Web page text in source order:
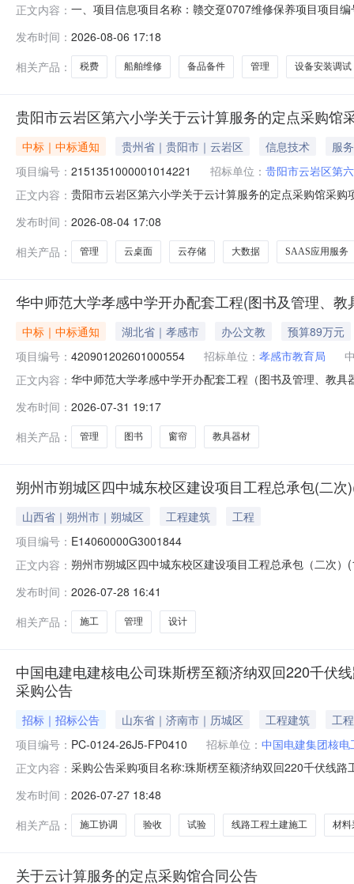
正文内容： 一、项目信息项目名称：赣交趸0707维修保养项目项目
牌海洋服务核心参数要求:商品类目:海洋服务;船舶维修:
发布时间： 2026-08-06 17:18
相关产品：
税费 船舶维修 备品备件 管理 设备安装调试
贵阳市云岩区第六小学关于云计算服务的定点采购馆
中标｜中标通知 贵州省｜贵阳市｜云岩区 信息技术
服务
项目编号： 2151351000001014221 招标单位： 贵阳市云岩区第
正文内容： 贵阳市云岩区第六小学关于云计算服务的定点采购馆采
所在行政区划编码:520103项目所在行政区划名称:贵州
发布时间： 2026-08-04 17:08
相关产品：
管理 云桌面 云存储 大数据 SAAS应用服务
华中师范大学孝感中学开办配套工程(图书及管理、
中标｜中标通知 湖北省｜孝感市 办公文教
预算89万元
项目编号： 420901202601000554 招标单位： 孝感市教育局
正文内容： 华中师范大学孝感中学开办配套工程（图书及管理、教
及管理、教具器材及其他、窗帘等货物采购）四、中标
发布时间： 2026-07-31 19:17
相关产品：
管理 图书 窗帘 教具器材
朔州市朔城区四中城东校区建设项目工程总承包(二次
山西省｜朔州市｜朔城区 工程建筑
工程
项目编号： E14060000G3001844
正文内容： 朔州市朔城区四中城东校区建设项目工程总承包（二次
项目建议书）的批复》《朔州市朔城区行政审批服务管
号：朔区审管批字[2025]5
发布时间： 2026-07-28 16:41
相关产品：
施工 管理 设计
中国电建电建核电公司珠斯楞至额济纳双回220千伏
采购公告
招标｜招标公告 山东省｜济南市｜历城区 工程建筑
工程
项目编号： PC-0124-26J5-FP0410 招标单位： 中国电建集团核
正文内容： 采购公告采购项目名称:珠斯楞至额济纳双回220千伏线
次采购项目所签订的合同进行支付1.5采购项目概况：本
发布时间： 2026-07-27 18:48
相关产品：
施工协调 验收 试验 线路工程土建施工 材料
关于云计算服务的定点采购馆合同公告